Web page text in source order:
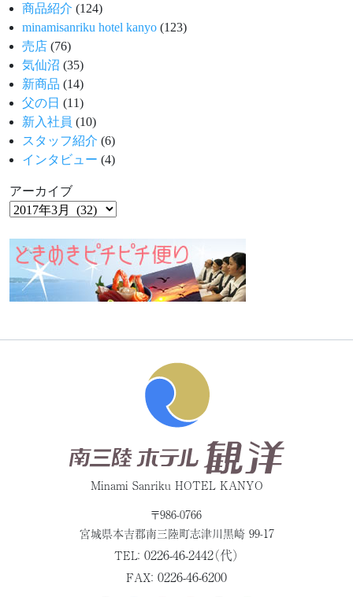
商品紹介 (124)
minamisanriku hotel kanyo (123)
売店 (76)
気仙沼 (35)
新商品 (14)
父の日 (11)
新入社員 (10)
スタッフ紹介 (6)
インタビュー (4)
アーカイブ
Minami Sanriku HOTEL KANYO
〒986-0766
宮城県本吉郡南三陸町志津川黒崎 99-17
TEL： 0226-46-2442（代）
FAX： 0226-46-6200